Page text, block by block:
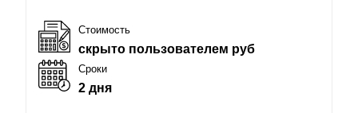
Стоимость
скрыто пользователем руб
Сроки
2 дня